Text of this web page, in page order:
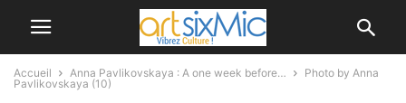
Accueil Anna Pavlikovskaya : A one week before…
Photo by Anna
Pavlikovskaya (10)